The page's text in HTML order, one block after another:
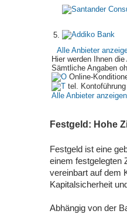
5.
Alle Anbieter
Hier werden Ihnen
Sämtliche Angaben
Online-
tel.
Alle Anbieter anzeigen
Festgeld: Hohe
Festgeld ist eine
einem festgelegten
vereinbart auf dem
Kapitalsicherheit
Abhängig von der